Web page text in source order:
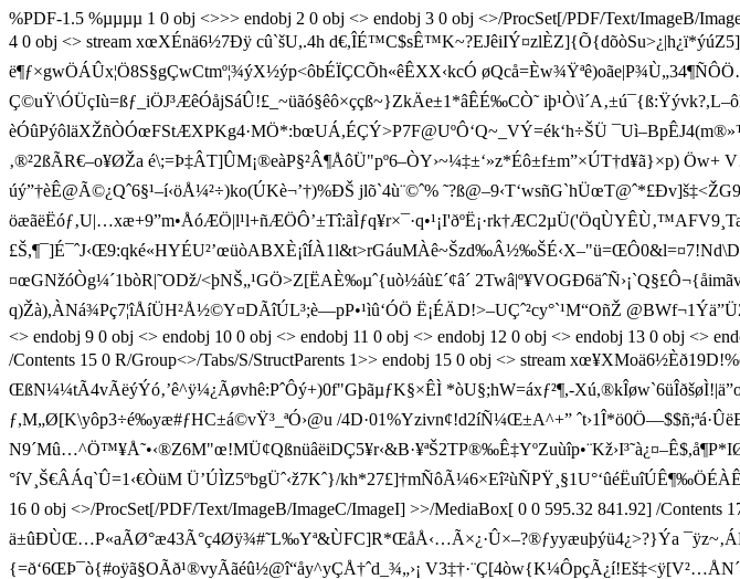
%PDF-1.5 %µµµµ 1 0 obj <>>> endobj 2 0 obj <> endobj 3 0 obj <>/ProcSet[/PDF/Text/ImageB/
4 0 obj <> stream xœXÉnä6½7Ðÿ cû`šU,.4 h
ë¶ƒ×gwÖÁÛx¦Ö8S§gÇwCtmº¦¾ýX½ýp<ôbÉÏÇCÕh«êÊXX‹kcÓ
Ç©uŸ\ÓÜçIù=ßƒ_iÖJ³ÆêÓåjSáÛ!£_~üãó§êô×ççß~}ZkÄe±1*âÊÉ‰CÒ˜
èÓûPýôläXŽñÒÓœFStÆXP Kg4·MÖ*:bœUÁ,ÉÇÝ>P7F@UºÔ‘Q~_VÝ=ék‘h÷ŠÜ  ¯Uì–BpÊJ
‚®²2ßÃR€–o¥ØŽa é\;=Þ‡ÂT]ÛM¡®eàP§²Â¶ÅôÜ"pº6–ÒY›~¼‡±‘»z*Éô±f±m”×ÚT†d¥ã}×p) Öw+ V
úý”†èÊ@Ã©¿Qˆ6§¹–í‹öÅ¼²÷)ko(ÚKè¬’†)%ÐŠ jlõ`4ù¨©ˆ% ˜?ß@
£Š,¶¯]É¯ˆJ‹Œ9:qké«HYÉU²’œüòABXÈ¡îÍÀ1l&t>rGáuMÀê~Šzd‰Â½‰ŠÉ‹X–"ü=ŒÔ0&l=¤7
¤œGNžóÒg¼´1bòR|˜ODž/<þNŠ„¹GÖ>Z[ËAÈ‰µˆ{uò½áù£´¢â´ 2Twâ|º¥VO
q)Žà),ÀNá¾Pç7¦îÅíÜH²Å½©Y¤DÃîÚL³;è—pP•¹ìû‘ÓÖ Ë¡ÉÄD!>–UÇˆ²cy°`¹M“OñŽ
<> endobj 9 0 obj <> endobj 10 0 obj <> endobj 11 0 obj <> endobj 12 0 obj <> endobj 13 0 obj <>
/Contents 15 0 R/Group<>/Tabs/S/StructParents 1>> endobj 15 0 obj <> stream xœ¥XMoä6 ½Èð19D!%ê
ŒßN¼¼tÃ4vÃëýÝó‚’ê^ÿ¼¿Ãøvhê:PˆÔý+)0f"GþãµƒK§×ÊÌ *òU§;hW=áxƒ²¶,-
ƒ,M„Ø[ K\yôp3÷é‰yæ#ƒHC±á©vŸ³_ªÓ›@u /4D·01%Yzivn¢!d2íÑ¼Œ±A^+”
N9´Mû…^Ö
°íV¸Š€ÂÁq`Û=1‹€ÒüM Ü’ÚÌZ5ºbgÜˆ‹ž7Kˆ}/
16 0 obj <>/ProcSet[/PDF/Text/ImageB/ImageC/ImageI] >>/MediaBox[ 0 0 595.32 841.92] /Contents
ä±ûÐÙŒ…P«aÃØ°æ43Ã°ç4Øÿ¾#˜L‰Yª&ÙFC]R*ŒåÅ‹…Ã×¿ ·Û×–?®ƒyyæuþýü4¿>?}Ýa
{=ð‘6ŒÞ¯ò{#oÿã§OÃð¹®vyÃãéû½@î“åy^yÇÅ†ˆd_¾„›¡ V3‡†·¨Ç[ 4òw{K¼ÔpçÃ¿í!Eš‡<ÿ[V²…Å